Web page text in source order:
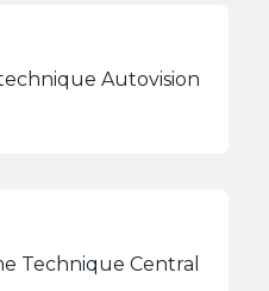
Autovision
Technique Central